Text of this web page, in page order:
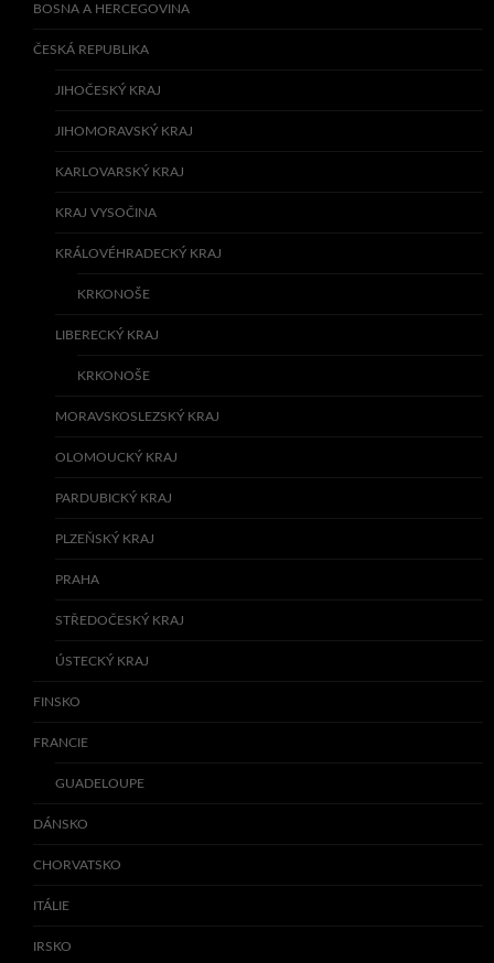
BOSNA A HERCEGOVINA
ČESKÁ REPUBLIKA
JIHOČESKÝ KRAJ
JIHOMORAVSKÝ KRAJ
KARLOVARSKÝ KRAJ
KRAJ VYSOČINA
KRÁLOVÉHRADECKÝ KRAJ
KRKONOŠE
LIBERECKÝ KRAJ
KRKONOŠE
MORAVSKOSLEZSKÝ KRAJ
OLOMOUCKÝ KRAJ
PARDUBICKÝ KRAJ
PLZEŇSKÝ KRAJ
PRAHA
STŘEDOČESKÝ KRAJ
ÚSTECKÝ KRAJ
FINSKO
FRANCIE
GUADELOUPE
DÁNSKO
CHORVATSKO
ITÁLIE
IRSKO